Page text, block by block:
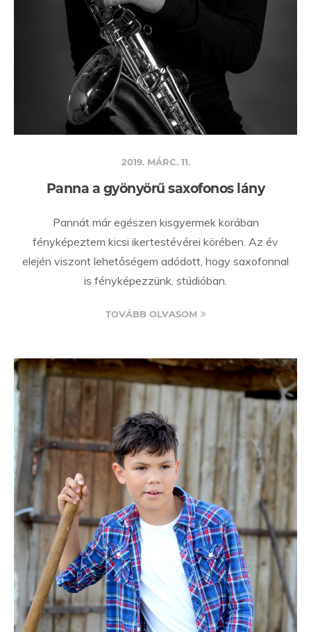
2019. MÁRC. 11.
Panna a gyönyörű saxofonos lány
Pannát már egészen kisgyermek korában
fényképeztem kicsi ikertestévérei körében. Az év
elején viszont lehetőségem adódott, hogy saxofonnal
is fényképezzünk, stúdióban.
TOVÁBB OLVASOM